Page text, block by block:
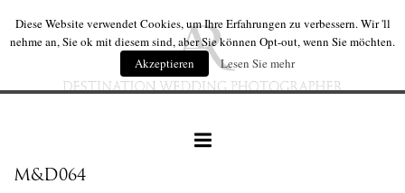
M&D064
Diese Website verwendet Cookies, um Ihre Erfahrungen zu verbessern. Wir 'll
nehme an, Sie ok mit diesem sind, aber Sie können Opt-out, wenn Sie möchten.
Akzeptieren
Lesen Sie mehr